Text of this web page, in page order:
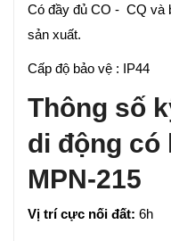
Có đầy đủ CO - CQ và
sản xuất.
Cấp độ bảo vệ : IP44
Thông số
di động có
MPN-215
Vị trí cực nối đất: 6h